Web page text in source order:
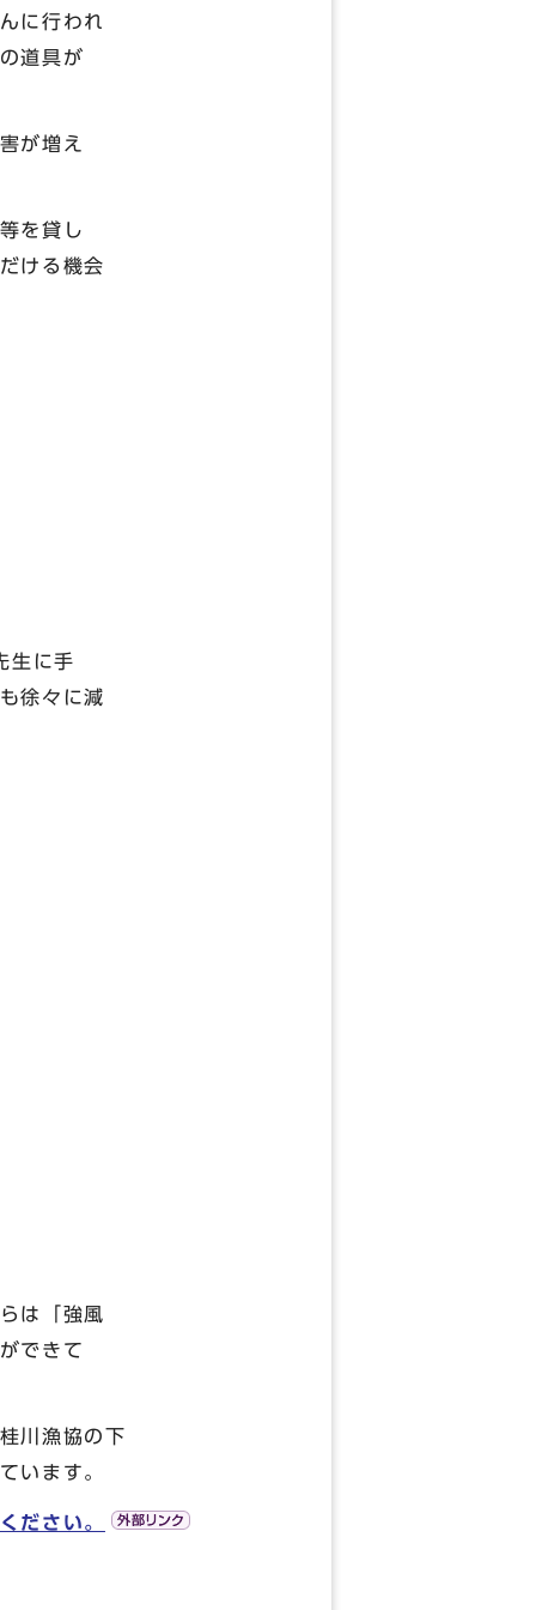
に行われ
道具が
が増え
を貸し
ける機会
生に手
徐々に減
は「強風
できて
川漁協の下
います。
ださい。